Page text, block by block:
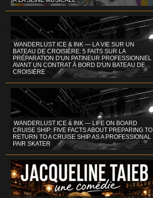
WANDERLUST ICE & INK — LA VIE SUR UN
BATEAU DE CROISIÈRE: 5 FAITS SUR LA
PRÉPARATION D'UN PATINEUR PROFESSIONNEL
AVANT UN CONTRAT À BORD D'UN BATEAU DE
CROISIÈRE
WANDERLUST ICE & INK — LIFE ON BOARD
CRUISE SHIP: FIVE FACTS ABOUT PREPARING TO
RETURN TO A CRUISE SHIP AS A PROFESSIONAL
PAIR SKATER